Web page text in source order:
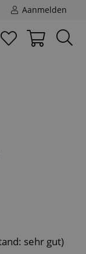
Aanmelden
sehr gut)